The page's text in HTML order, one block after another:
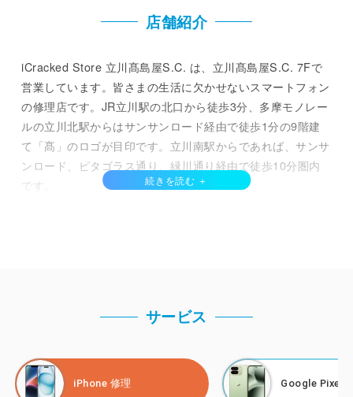
店舗紹介
iCracked Store 立川髙島屋S.C. は、立川髙島屋S.C. 7Fで
営業しています。皆さまの生活に欠かせないスマートフォン
の修理店です。JR立川駅の北口から徒歩3分、多摩モノレー
ルの立川北駅からはサンサンロード経由で徒歩1分の9階建
て「髙」のロゴが目印です。立川南駅からであれば、サンサ
ンロード、ピタゴラス通り、緑川通り経由で徒歩10分圏内
です。
理、FCNT修理、nubia修理 にお越しいただいています。
Store 立川髙島屋S.C. にお任せください。画面修理、バッ
テリー交換、高品質な部材を取り揃えてお待ちしておりま
サービス
iPhone 修理 Google Pixel